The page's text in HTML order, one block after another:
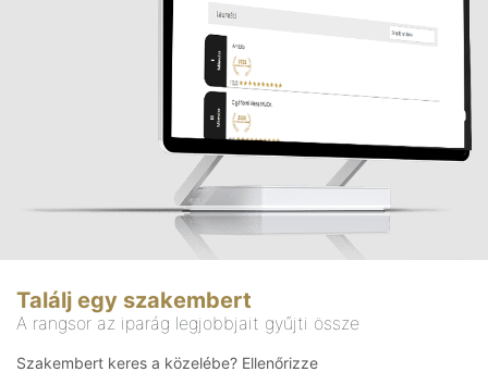
Találj egy szakembert
A rangsor az iparág legjobbjait gyűjti össze
Szakembert keres a közelébe? Ellenőrizze